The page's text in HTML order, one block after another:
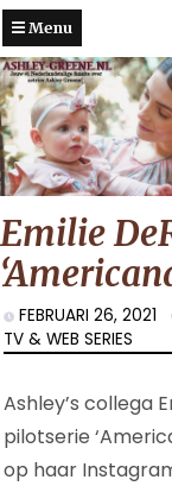
Menu
Emilie
FEBRUARI 26, 2021
TV & WEB SERIES
Ashley’s collega
pilotserie
op haar